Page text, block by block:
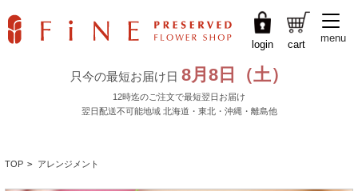
login cart
menu
TOP > アレンジメント